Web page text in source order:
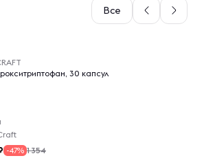
Все
30 капсул
-47% 1 354